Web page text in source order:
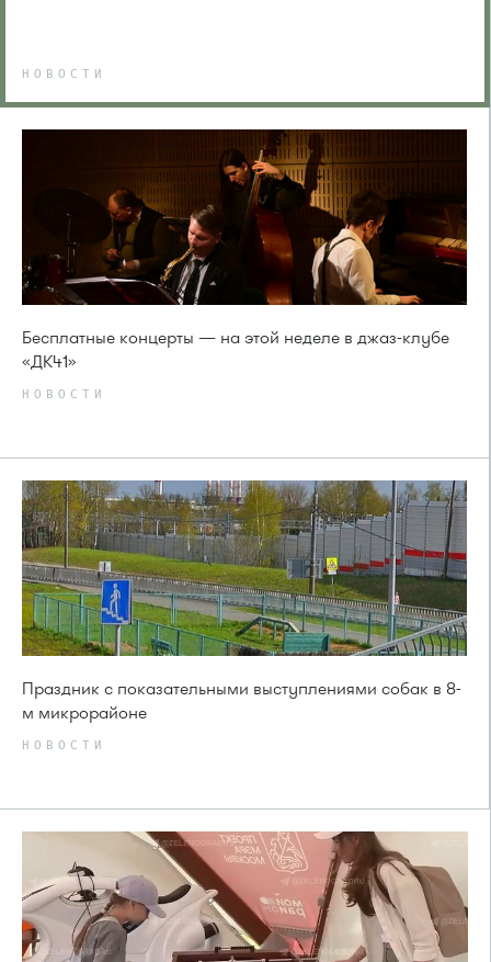
НОВОСТИ
Бесплатные концерты — на этой неделе в джаз-клубе
«ДК41»
НОВОСТИ
Праздник с показательными выступлениями собак в 8-
м микрорайоне
НОВОСТИ